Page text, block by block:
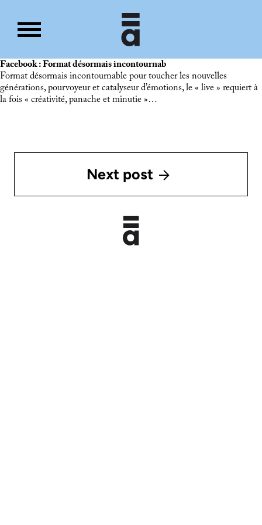
Facebook : Format désormais incontournab
Format désormais incontournable pour toucher les nouvelles
générations, pourvoyeur et catalyseur d’émotions, le « live » requiert à
la fois « créativité, panache et minutie »…
Next post